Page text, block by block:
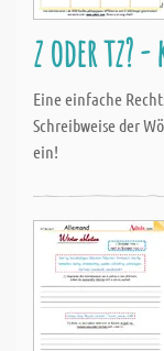
z oder tz? -
Eine einfache
Schreibweise der
ein!